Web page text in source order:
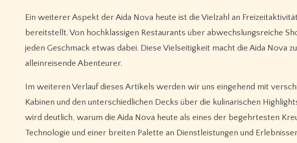
Ein weiterer Aspekt der Aida Nova heute ist die Vielzahl an
bereitstellt. Von hochklassigen Restaurants über abwechslungsreiche
jeden Geschmack etwas dabei. Diese Vielseitigkeit macht die Aida Nova
alleinreisende Abenteurer.
Im weiteren Verlauf dieses Artikels werden wir uns eingehend mit
Kabinen und den unterschiedlichen Decks über die kulinarischen
wird deutlich, warum die Aida Nova heute als eines der begehrtesten
Technologie und einer breiten Palette an Dienstleistungen und